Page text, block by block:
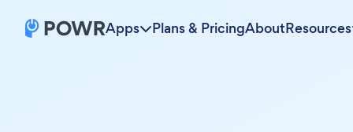
Apps Plans & PricingAboutResources